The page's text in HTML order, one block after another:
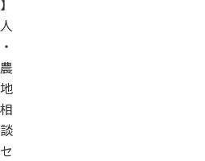
】
人
・
農
地
相
談
セ